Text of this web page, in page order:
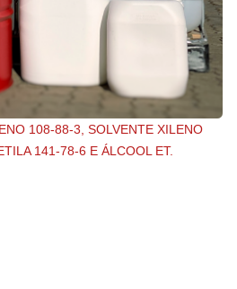
108-88-3, SOLVENTE XILENO
141-78-6 E ÁLCOOL ET.